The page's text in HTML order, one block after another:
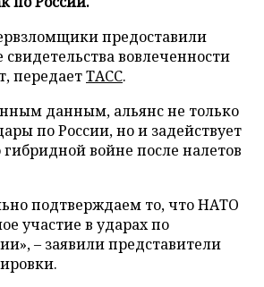
предоставили
вовлеченности
передаетТАСС.
данным, альянс не только
по России, но и задействует
войне после налетов
подтверждаем то, что НАТО
участие в ударах по
– заявили представители